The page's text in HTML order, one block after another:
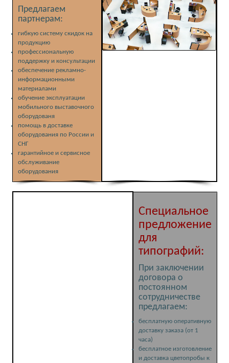
Предлагаем
партнерам:
гибкую систему скидок на
продукцию
профессиональную
поддержку и консультации
обеспечение рекламно-
информационными
материалами
обучение эксплуатации
мобильного выставочного
оборудованя
помощь в доставке
оборудования по России и
СНГ
гарантийное и сервисное
обслуживание
оборудования
Специальное
предложение
для
типографий:
При заключении
договора о
постоянном
сотрудничестве
предлагаем:
бесплатную оперативную
доставку заказа (от 1
часа)
бесплатное изготовление
и доставка цветопробы к